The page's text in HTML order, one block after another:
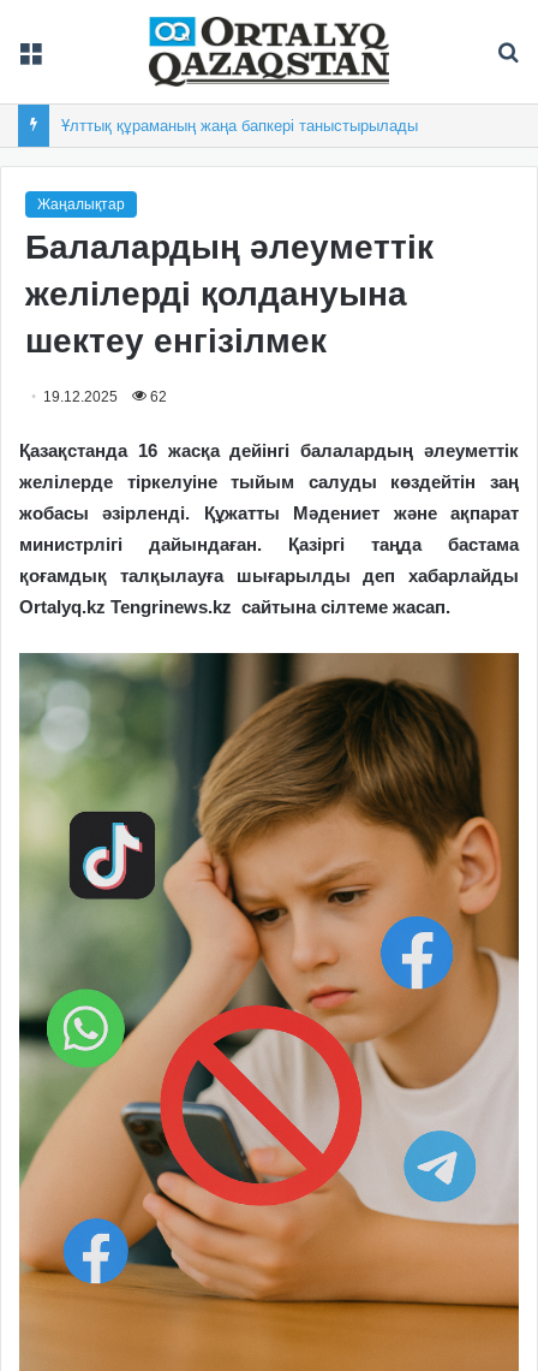
Ұлттық құраманың жаңа бапкері таныстырылады
Жаңалықтар
Балалардың әлеуметтік
желілерді қолдануына
шектеу енгізілмек
19.12.2025 62
Қазақстанда 16 жасқа дейінгі балалардың әлеуметтік
желілерде тіркелуіне тыйым салуды көздейтін заң
жобасы әзірленді. Құжатты Мәдениет және ақпарат
министрлігі дайындаған. Қазіргі таңда бастама
қоғамдық талқылауға шығарылды деп хабарлайды
Ortalyq.kz Tengrinews.kz сайтына сілтеме жасап.